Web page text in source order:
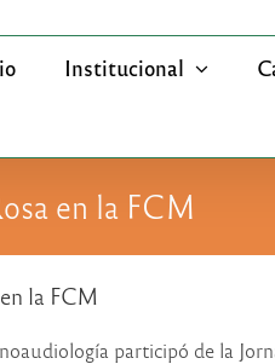
Institucional
en la FCM
la FCM
participó de la